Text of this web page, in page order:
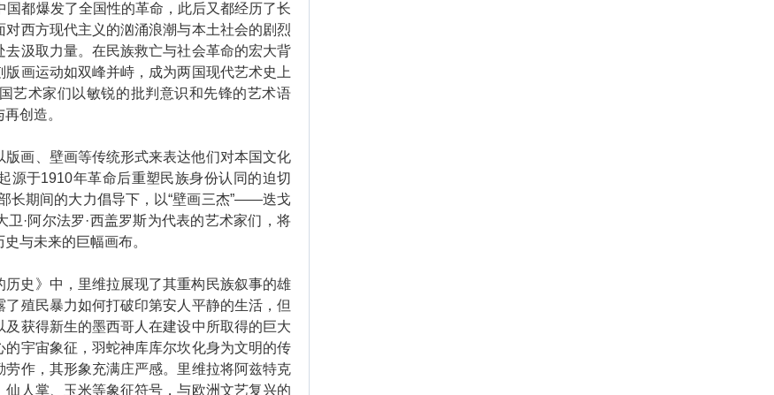
都爆发了全国性的革命，此后又都经历了长
西方现代主义的汹涌浪潮与本土社会的剧烈
汲取力量。在民族救亡与社会革命的宏大背
画运动如双峰并峙，成为两国现代艺术史上
艺术家们以敏锐的批判意识和先锋的艺术语
创造。
画、壁画等传统形式来表达他们对本国文化
源于1910年革命后重塑民族身份认同的迫切
长期间的大力倡导下，以“壁画三杰”——迭戈
卫·阿尔法罗·西盖罗斯为代表的艺术家们，将
与未来的巨幅画布。
史》中，里维拉展现了其重构民族叙事的雄
殖民暴力如何打破印第安人平静的生活，但
获得新生的墨西哥人在建设中所取得的巨大
宇宙象征，羽蛇神库库尔坎化身为文明的传
作，其形象充满庄严感。里维拉将阿兹特克
人掌、玉米等象征符号，与欧洲文艺复兴的